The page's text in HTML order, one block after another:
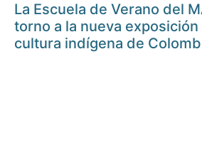
La Escuela de Verano del
torno a la nueva
cultura indígena de